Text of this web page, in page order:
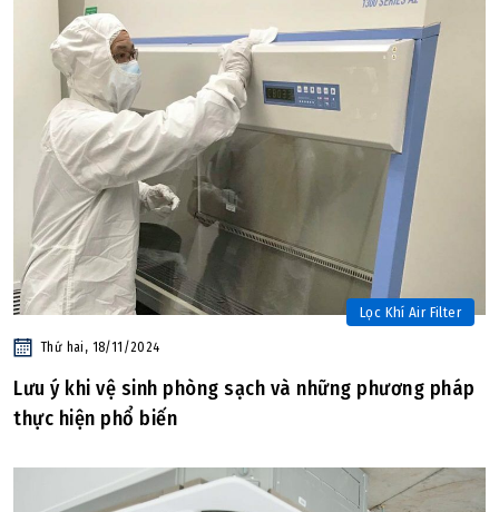
Lọc Khí Air Filter
Thứ hai, 18/11/2024
Lưu ý khi vệ sinh phòng sạch và những phương pháp
thực hiện phổ biến